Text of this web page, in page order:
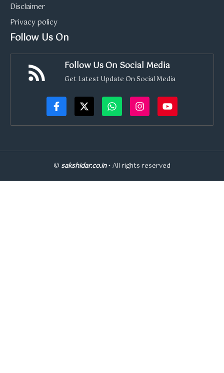
Disclaimer
Privacy policy
Follow Us On
Follow Us On Social Media
Get Latest Update On Social Media
© sakshidar.co.in• All rights reserved